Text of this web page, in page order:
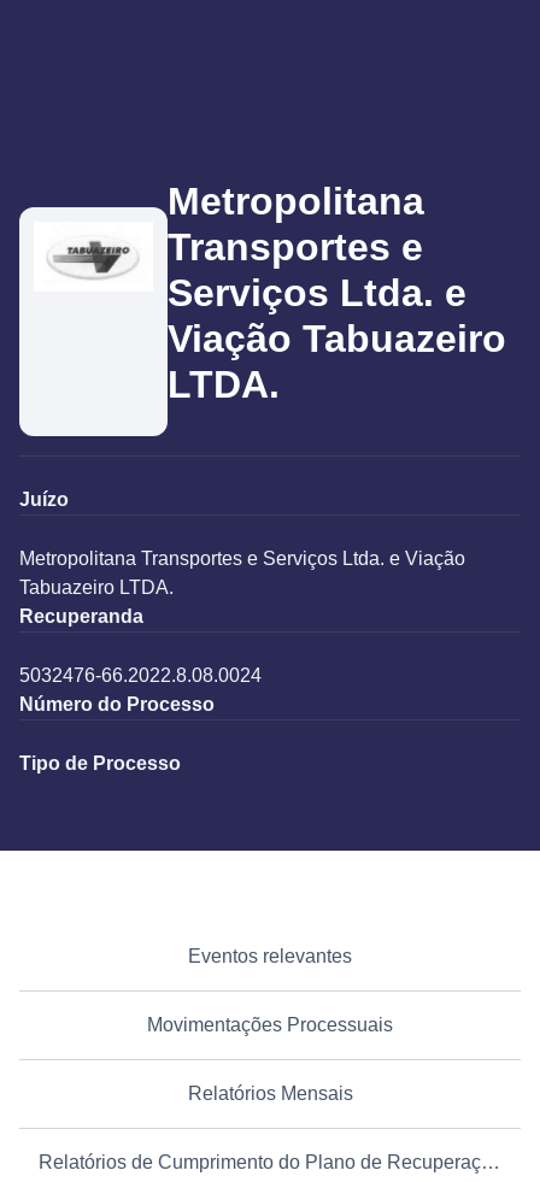
Metropolitana
Transportes e
Serviços Ltda. e
Viação Tabuazeiro
LTDA.
Juízo
Metropolitana Transportes e Serviços Ltda. e Viação
Tabuazeiro LTDA.
Recuperanda
5032476-66.2022.8.08.0024
Número do Processo
Tipo de Processo
Eventos relevantes
Movimentações Processuais
Relatórios Mensais
Relatórios de Cumprimento do Plano de Recuperação Judicial